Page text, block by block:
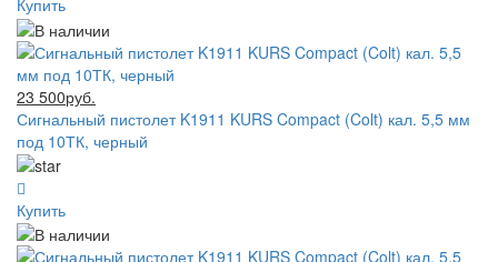
Купить
23 500руб.
Сигнальный пистолет K1911 KURS Compact (Colt) кал. 5,5 мм
под 10ТК, черный
Купить